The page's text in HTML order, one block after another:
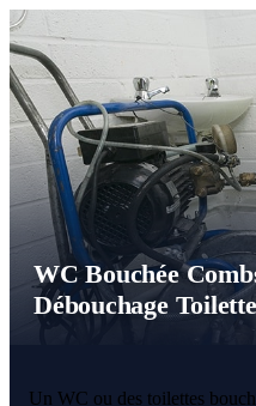
WC Bouchée
Débouchage
Un WC ou des toilettes